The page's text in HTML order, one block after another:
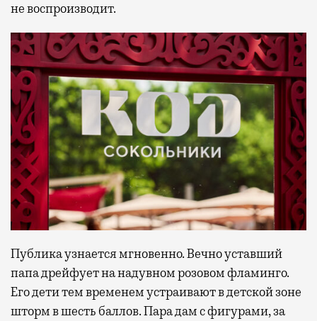
не воспроизводит.
Публика узнается мгновенно. Вечно уставший
папа дрейфует на надувном розовом фламинго.
Его дети тем временем устраивают в детской зоне
шторм в шесть баллов. Пара дам с фигурами, за